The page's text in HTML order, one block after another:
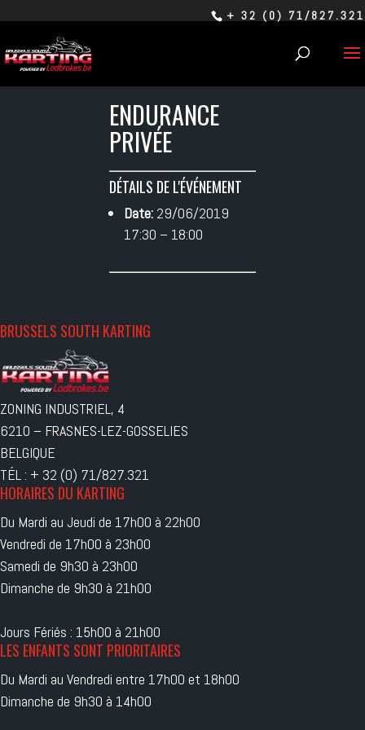
+ 32 (0) 71/827.321
ENDURANCE
PRIVÉE
DÉTAILS DE L'ÉVÉNEMENT
Date: 29/06/2019
17:30 – 18:00
BRUSSELS SOUTH KARTING
ZONING INDUSTRIEL, 4
6210 – FRASNES-LEZ-GOSSELIES
BELGIQUE
TÉL : + 32 (0) 71/827.321
HORAIRES DU KARTING
Du Mardi au Jeudi de 17h00 à 22h00
Vendredi de 17h00 à 23h00
Samedi de 9h30 à 23h00
Dimanche de 9h30 à 21h00
Jours Fériés : 15h00 à 21h00
LES ENFANTS SONT PRIORITAIRES
Du Mardi au Vendredi entre 17h00 et 18h00
Dimanche de 9h30 à 14h00